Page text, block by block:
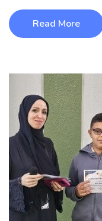
Read More